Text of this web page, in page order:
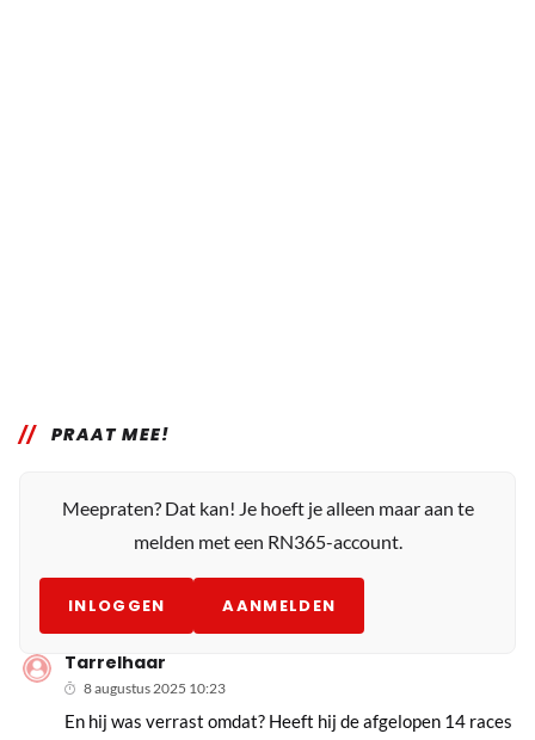
PRAAT MEE!
Meepraten? Dat kan! Je hoeft je alleen maar aan te
melden met een RN365-account.
INLOGGEN AANMELDEN
Tarrelhaar
8 augustus 2025 10:23
En hij was verrast omdat? Heeft hij de afgelopen 14 races